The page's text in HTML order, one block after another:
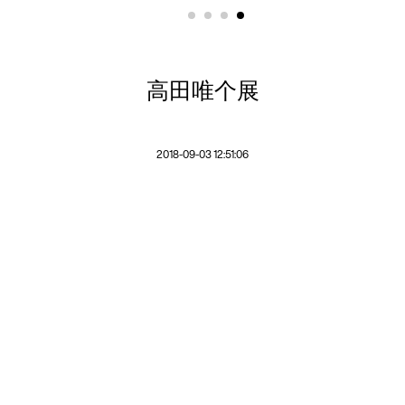
高田唯个展
2018-09-03 12:51:06